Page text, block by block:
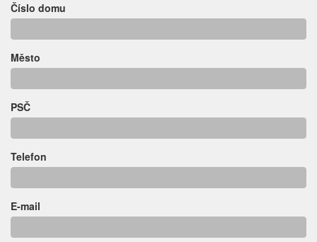
Číslo domu
Město
PSČ
Telefon
E-mail